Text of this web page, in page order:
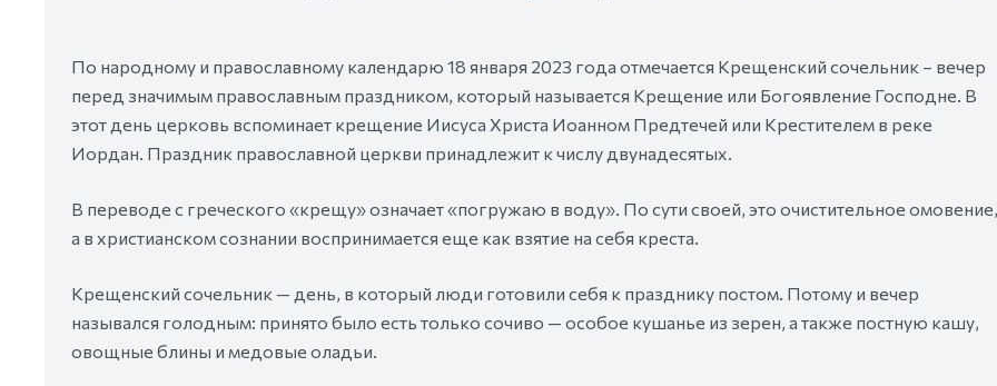
По народному и православному календарю 18 января 2023 года отмечается Крещенский сочельник – вечер
перед значимым православным праздником, который называется Крещение или Богоявление Господне. В
этот день церковь вспоминает крещение Иисуса Христа Иоанном Предтечей или Крестителем в реке
Иордан. Праздник православной церкви принадлежит к числу двунадесятых.
В переводе с греческого «крещу» означает «погружаю в воду». По сути своей, это очистительное омовение,
а в христианском сознании воспринимается еще как взятие на себя креста.
Крещенский сочельник — день, в который люди готовили себя к празднику постом. Потому и вечер
назывался голодным: принято было есть только сочиво — особое кушанье из зерен, а также постную кашу,
овощные блины и медовые оладьи.